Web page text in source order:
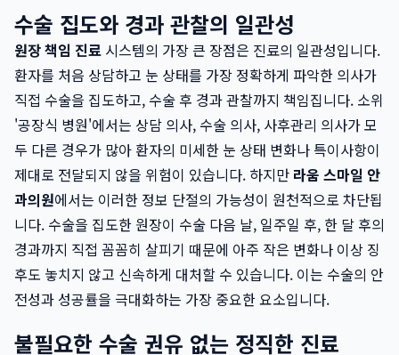
수술 집도와 경과 관찰의 일관성
원장 책임 진료 시스템의 가장 큰 장점은 진료의 일관성입니다.
환자를 처음 상담하고 눈 상태를 가장 정확하게 파악한 의사가
직접 수술을 집도하고, 수술 후 경과 관찰까지 책임집니다. 소위
'공장식 병원'에서는 상담 의사, 수술 의사, 사후관리 의사가 모
두 다른 경우가 많아 환자의 미세한 눈 상태 변화나 특이사항이
제대로 전달되지 않을 위험이 있습니다. 하지만 라움 스마일 안
과의원에서는 이러한 정보 단절의 가능성이 원천적으로 차단됩
니다. 수술을 집도한 원장이 수술 다음 날, 일주일 후, 한 달 후의
경과까지 직접 꼼꼼히 살피기 때문에 아주 작은 변화나 이상 징
후도 놓치지 않고 신속하게 대처할 수 있습니다. 이는 수술의 안
전성과 성공률을 극대화하는 가장 중요한 요소입니다.
불필요한 수술 권유 없는 정직한 진료